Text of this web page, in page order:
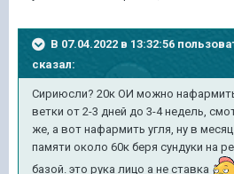
В 07.04.2022 в 13:32:56
сказал:
Сириюсли? 20к ОИ можно
ветки от 2-3 дней до 3-4 недель,
же, а вот нафармить угля, ну в
памяти около 60к беря сундуки на
базой. это рука лицо а не ставка